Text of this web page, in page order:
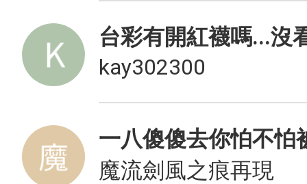
台彩有開紅襪嗎...沒
kay302300
一八傻傻去你怕不怕
魔流劍風之痕再現